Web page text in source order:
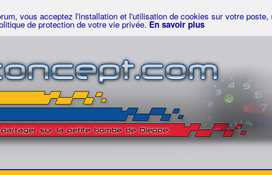
vous acceptez l'installation et l'utilisation de cookies sur votre
de protection de votre vie privée. En savoir plus